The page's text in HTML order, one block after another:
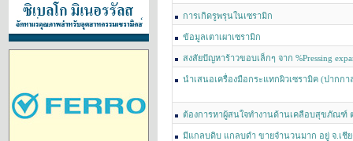
การเกิดรูพรุนในเซรามิก
ข้อมูลเตาเผาเซรามิก
สงสัยปัญหาร้าวขอบเล็กๆ จาก %Pressing
นำเสนอเครื่องมือกระแทกผิวเซรามิค (ปากก
ต้องการหาผู้สนใจทำงานด้านเคลือบสุขภัณฑ์
เคลือบ
มีแกลบดิบ แกลบดำ ขายจำนวนมาก อยู่ จ.เชีย